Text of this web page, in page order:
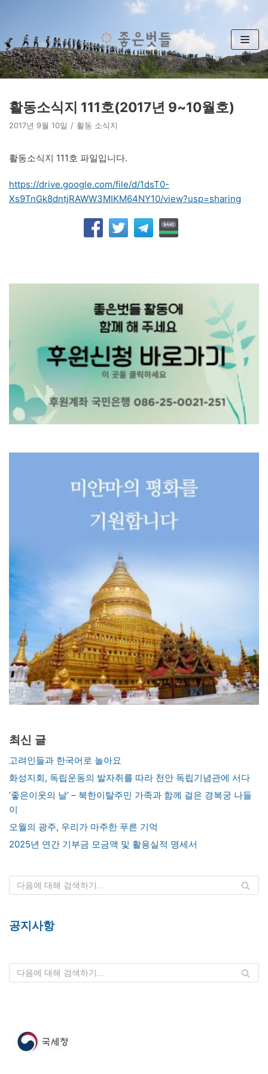
츠
로
건
뛰
기
활동소식지 111호(2017년 9~10월호)
2017년 9월 10일 활동 소식지
활동소식지 111호 파일입니다.
https://drive.google.com/file/d/1dsT0-
Xs9TnGk8dntjRAWW3MIKM64NY10/view?usp=sharing
최신 글
고려인들과 한국어로 놀아요
화성지회, 독립운동의 발자취를 따라 천안 독립기념관에 서다
‘좋은이웃의 날’ – 북한이탈주민 가족과 함께 걸은 경복궁 나들
이
오월의 광주, 우리가 마주한 푸른 기억
2025년 연간 기부금 모금액 및 활용실적 명세서
공지사항